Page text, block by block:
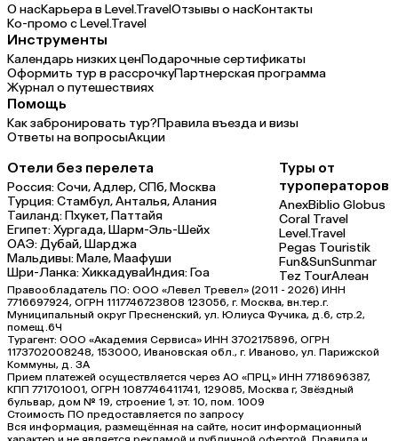
О насКарьера в Level.TravelОтзывы о насКонтакты
Ко-промо с Level.Travel
Инструменты
Календарь низких ценПодарочные сертификаты
Оформить тур в рассрочкуПартнерская программа
Журнал о путешествиях
Помощь
Как забронировать тур?Правила въезда и визы
Ответы на вопросыАкции
Отели без перелета
Россия:Сочи,Адлер,СПб,Москва
Турция:Стамбул,Анталья,Алания
Таиланд:Пхукет,Паттайя
Египет:Хургада,Шарм-Эль-Шейх
ОАЭ:Дубай,Шарджа
Мальдивы:Мале,Маафуши
Шри-Ланка:ХиккадуваИндия:Гоа
Туры от
туроператоров
AnexBiblio Globus
Coral Travel
Level.Travel
Pegas Touristik
Fun&SunSunmar
Tez TourАлеан
Правообладатель ПО: ООО «Левел Тревел» (2011 - 2026) ИНН
7716697924, ОГРН 1117746723808 123056, г. Москва, вн.тер.г.
Муниципальный округ Пресненский, ул. Юлиуса Фучика, д.6, стр.2,
помещ.6Ч
Турагент: ООО «Академия Сервиса» ИНН 3702175896, ОГРН
1173702008248, 153000, Ивановская обл., г. Иваново, ул. Парижской
Коммуны, д. ЗА
Прием платежей осуществляется через АО «ПРЦ» ИНН 7718696387,
КПП 771701001, ОГРН 1087746411741, 129085, Москва г, Звёздный
бульвар, дом № 19, строение 1, эт. 10, пом. 1009
Стоимость ПО предоставляется по запросу
Вся информация, размещённая на сайте, носит информационный